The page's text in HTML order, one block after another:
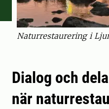
Naturrestaurering i
Dialog och
när